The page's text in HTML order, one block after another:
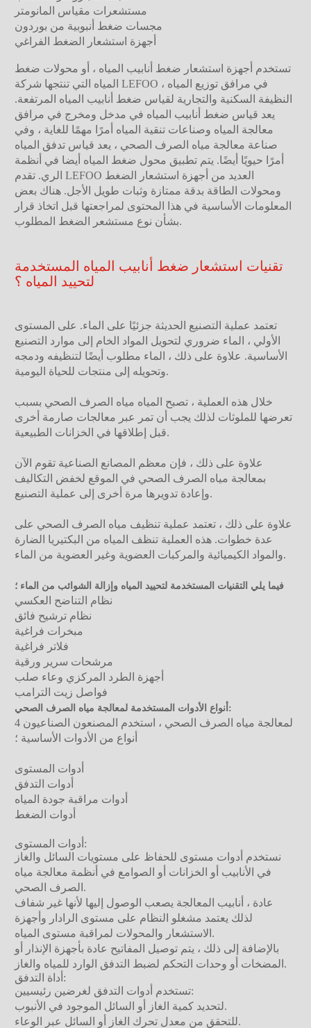
مستشعرات مقياس المانومتر
مجسات ضغط أنبوبية من بوردون
أجهزة استشعار الضغط الفراغي
تستخدم أجهزة استشعار ضغط أنابيب المياه ، أو محولات ضغط
المياه التي تنتجها شركة LEFOO ، في مرافق توزيع المياه
النظيفة السكنية والتجارية لقياس ضغط أنابيب المياه المرتفعة.
يعد قياس ضغط أنابيب المياه في مدخل ومخرج في مرافق
معالجة المياه وصناعات تنقية المياه أمرًا مهمًا للغاية ، وفي
صناعة معالجة مياه الصرف الصحي ، يعد قياس تدفق المياه
أمرًا حيويًا أيضًا. يتم تطبيق محول ضغط المياه أيضا في أنظمة
الري. تقدم LEFOO العديد من أجهزة استشعار الضغط
ومحولات الطاقة بدقة ممتازة وثبات طويل الأجل. هناك بعض
المعلومات الأساسية في هذا المحتوى لمراجعتها قبل اتخاذ قرار
بشأن نوع مستشعر الضغط المطلوب.
تقنيات استشعار ضغط أنابيب المياه المستخدمة
لتحييد المياه ؟
تعتمد عملية التصنيع الحديثة جزئيًا على الماء. على المستوى
الأولي ، الماء ضروري لتحويل المواد الخام إلى موارد التصنيع
الأساسية. علاوة على ذلك ، الماء مطلوب أيضًا لتنظيفه ودمجه
وتحويله إلى منتجات للحياة اليومية.
خلال هذه العملية ، تصبح المياه مياه الصرف الصحي بسبب
تعرضها للملوثات لذلك يجب أن تمر عبر معالجات صارمة أخرى
قبل إطلاقها في الخزانات الطبيعية.
علاوة على ذلك ، فإن معظم المصانع الصناعية تقوم الآن
بمعالجة مياه الصرف الصحي في الموقع لخفض التكاليف
وإعادة تدويرها مرة أخرى إلى عملية التصنيع.
علاوة على ذلك ، تعتمد عملية تنظيف مياه الصرف الصحي على
عدة خطوات. هذه العملية تنظف المياه من البكتيريا الضارة
والمواد الكيميائية والمركبات العضوية وغير العضوية من الماء.
فيما يلي التقنيات المستخدمة لتحييد المياه وإزالة الشوائب من الماء ؛
نظام التناضح العكسي
نظام ترشيح فائق
مبخرات فراغية
فلاتر فراغية
مرشحات سرير ورقية
أجهزة الطرد المركزي وعاء صلب
فواصل زيت الترامب
أنواع الأدوات المستخدمة لمعالجة مياه الصرف الصحي:
لمعالجة مياه الصرف الصحي ، استخدم المصنعون الصناعيون 4
أنواع من الأدوات الأساسية ؛
أدوات المستوى
أدوات التدفق
أدوات مراقبة جودة المياه
أدوات الضغط
أدوات المستوى:
نستخدم أدوات مستوى للحفاظ على مستويات السائل والغاز
في الأنابيب أو الخزانات أو الصوامع في أنظمة معالجة مياه
الصرف الصحي.
عادة ، أنابيب المعالجة يصعب الوصول إليها لأنها غير شفاف
لذلك يعتمد مشغلو النظام على مستوى الرادار وأجهزة
الاستشعار والمحولات لمراقبة مستوى المياه.
بالإضافة إلى ذلك ، يتم توصيل المفاتيح عادة بأجهزة الإنذار أو
المضخات أو وحدات التحكم لضبط التدفق الوارد للمياه والغاز.
أداة التدفق:
تستخدم أدوات التدفق لغرضين رئيسيين:
لتحديد كمية الغاز أو السائل الموجود في الأنبوب.
للتحقق من معدل تحرك الغاز أو السائل عبر الوعاء.